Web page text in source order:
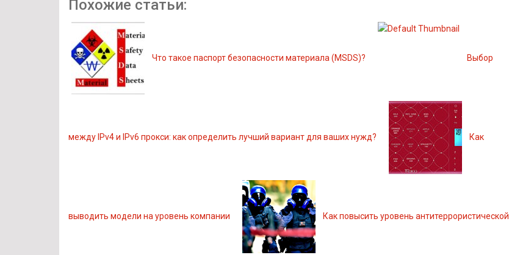
Похожие статьи:
Что такое паспорт безопасности материала (MSDS)? Выбор
между IPv4 и IPv6 прокси: как определить лучший вариант для ваших нужд? Как
выводить модели на уровень компании Как повысить уровень антитеррористической